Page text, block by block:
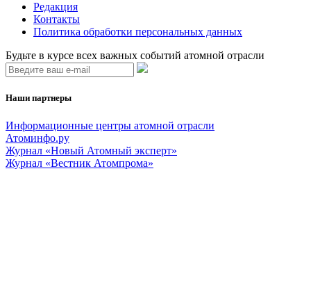
Редакция
Контакты
Политика обработки персональных данных
Будьте в курсе всех важных событий атомной отрасли
Наши партнеры
Информационные центры атомной отрасли
Атоминфо.ру
Журнал «Новый Атомный эксперт»
Журнал «Вестник Атомпрома»